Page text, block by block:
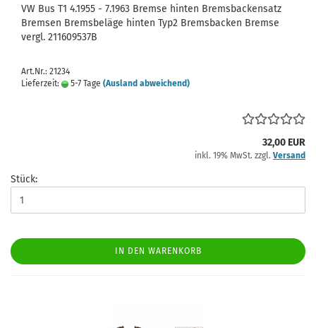
VW Bus T1 4.1955 - 7.1963 Bremse hinten Bremsbackensatz
Bremsen Bremsbeläge hinten Typ2 Bremsbacken Bremse
vergl. 211609537B
Art.Nr.: 21234
Lieferzeit:
5-7 Tage (Ausland abweichend)
32,00 EUR
inkl. 19% MwSt. zzgl. Versand
Stück:
IN DEN WARENKORB